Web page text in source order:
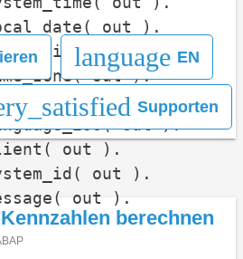
out ).
out ).
out ).
out ).
out ).
out ).
out ).
out ).
language EN
Supporten
berechnen